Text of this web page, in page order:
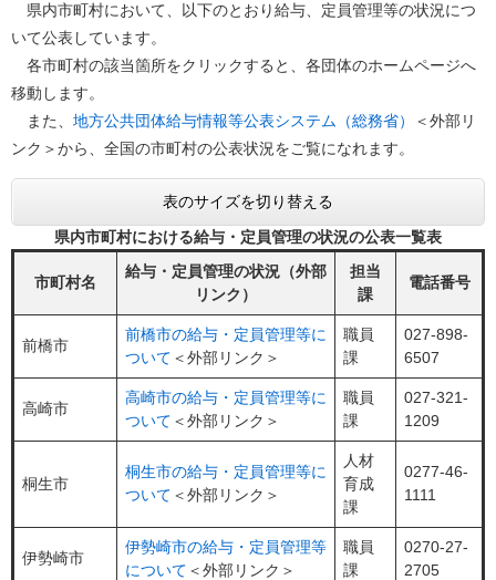
県内市町村において、以下のとおり給与、定員管理等の状況につ
いて公表しています。
各市町村の該当箇所をクリックすると、各団体のホームページへ
移動します。
また、 地方公共団体給与情報等公表システム（総務省）
＜外部リ
ンク＞から、全国の市町村の公表状況をご覧になれます。
表のサイズを切り替える
県内市町村における給与・定員管理の状況の公表一覧表
市町村名
給与・定員管理の状況（外部
リンク）
担当
課
電話番号
前橋市
前橋市の給与・定員管理等に
ついて ＜外部リンク＞
職員
課
027-898-
6507
高崎市
高崎市の給与・定員管理等に
ついて ＜外部リンク＞
職員
課
027-321-
1209
桐生市
桐生市の給与・定員管理等に
ついて ＜外部リンク＞
人材
育成
課
0277-46-
1111
伊勢崎市
伊勢崎市の給与・定員管理等
について ＜外部リンク＞
職員
課
0270-27-
2705